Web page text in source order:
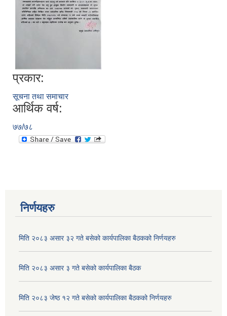
प्रकार:
सूचना तथा समाचार
आर्थिक वर्ष:
७७/७८
निर्णयहरु
मिति २०८३ असार ३२ गते बसेको कार्यपालिका बैठकको निर्णयहरु
मिति २०८३ असार ३ गते बसेको कार्यपालिका बैठक
मिति २०८३ जेष्ठ १२ गते बसेको कार्यपालिका बैठकको निर्णयहरु